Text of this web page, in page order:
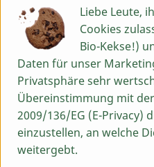
Sauerrahm-Butter
Zutaten
Liebe Leute,
Cookies
Bio-Kekse!)
Daten für unser
Privatsphäre sehr
Übereinstimmung mit
2009/136/EG (E-Privacy)
einzustellen, an welche
weitergebt.